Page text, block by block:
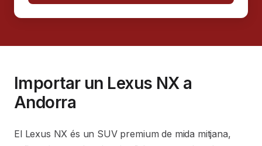
Importar un Lexus NX a
Andorra
El Lexus NX és un SUV premium de mida mitjana,